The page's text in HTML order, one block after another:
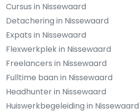
Cursus in Nissewaard
Detachering in Nissewaard
Expats in Nissewaard
Flexwerkplek in Nissewaard
Freelancers in Nissewaard
Fulltime baan in Nissewaard
Headhunter in Nissewaard
Huiswerkbegeleiding in Nissewaard